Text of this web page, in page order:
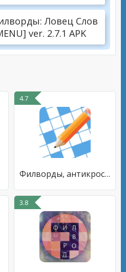
Ловец Слов
ver. 2.7.1 APK
4.7
Филворды, антикроссворды и др.
3.8